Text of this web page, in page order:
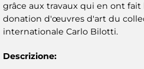
grâce aux travaux qui en ont
donation d'œuvres d'art du
internationale Carlo Bilotti.
Descrizione: